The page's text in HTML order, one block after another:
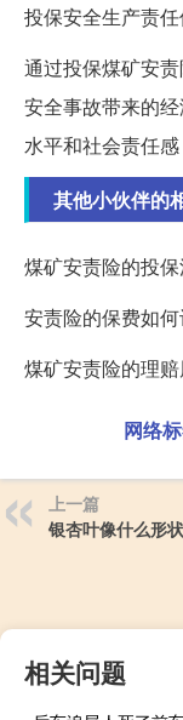
投保安全生产责任
通过投保煤矿安
安全事故带来的
水平和社会责任
其他小伙伴的
煤矿安责险的投
安责险的保费如何
煤矿安责险的理
网络
上一篇
银杏叶像什么形状
相关问题